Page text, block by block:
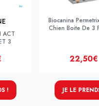
ACT
3
!
Biocanina
Chien Boite De 3
22,50€
JE LE